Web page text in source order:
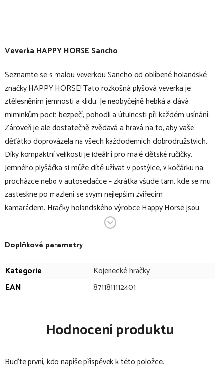
Veverka HAPPY HORSE Sancho
Seznamte se s malou veverkou Sancho od oblíbené holandské
značky HAPPY HORSE! Tato rozkošná plyšová veverka je
ztělesněním jemnosti a klidu. Je neobyčejně hebká a dává
miminkům pocit bezpečí, pohodlí a útulnosti při každém usínání.
Zároveň je ale dostatečně zvědavá a hravá na to, aby vaše
děťátko doprovázela na všech každodenních dobrodružstvích.
Díky kompaktní velikosti je ideální pro malé dětské ručičky.
Jemného plyšáčka si může dítě užívat v postýlce, v kočárku na
procházce nebo v autosedačce – zkrátka všude tam, kde se mu
zasteskne po mazlení se svým nejlepším zvířecím
kamarádem. Hračky holandského výrobce Happy Horse jsou
testované a neobsahují toxické látky. Všechny produkty jsou
příjemná na dotyk
testované, neobsahuje toxické látky
materiál: 100% polyester
Doplňkové parametry
Kategorie
Kojenecké hračky
EAN
8711811112401
Hodnocení produktu
Buďte první, kdo napíše příspěvek k této položce.